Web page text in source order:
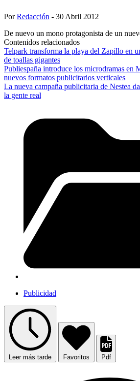
PorRedacción - 30 Abril 2012
De nuevo un mono protagonista de un
Contenidos relacionados
Telpark transforma la playa del Zapillo en
de toallas gigantes
Publiespaña introduce los microdramas en
nuevos formatos publicitarios verticales
La nueva campaña publicitaria de Nestea
la gente real
Publicidad
Leer más tarde Favoritos Pdf